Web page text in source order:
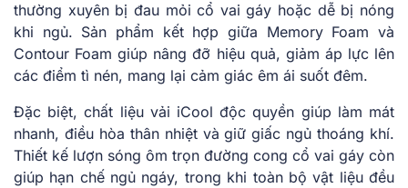
thường xuyên bị đau mỏi cổ vai gáy hoặc dễ bị nóng
khi ngủ. Sản phẩm kết hợp giữa Memory Foam và
Contour Foam giúp nâng đỡ hiệu quả, giảm áp lực lên
các điểm tì nén, mang lại cảm giác êm ái suốt đêm.
Đặc biệt, chất liệu vải iCool độc quyền giúp làm mát
nhanh, điều hòa thân nhiệt và giữ giấc ngủ thoáng khí.
Thiết kế lượn sóng ôm trọn đường cong cổ vai gáy còn
giúp hạn chế ngủ ngáy, trong khi toàn bộ vật liệu đều